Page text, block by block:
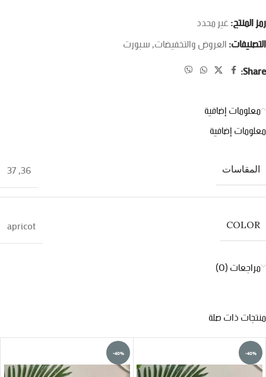
رمز المنتج:غير محدد
التصنيفات:العروض والتخفيضات,سبورت
Share:
معلومات إضافية
معلومات إضافية
المقاسات 36
,
37
COLOR
apricot
مراجعات (0)
منتجات ذات صلة
-40%
-40%